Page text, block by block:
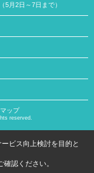
5月2日～7日まで）
ップ
reserved.
ビス向上検討を目的と
確認ください。